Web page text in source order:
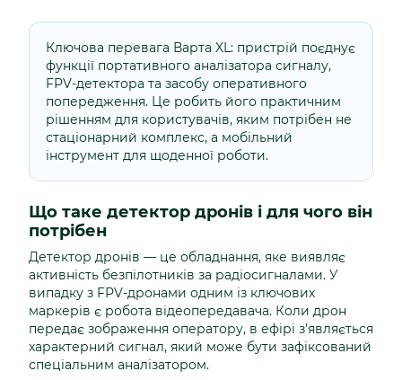
Ключова перевага Варта XL: пристрій поєднує
функції портативного аналізатора сигналу,
FPV-детектора та засобу оперативного
попередження. Це робить його практичним
рішенням для користувачів, яким потрібен не
стаціонарний комплекс, а мобільний
інструмент для щоденної роботи.
Що таке детектор дронів і для чого він
потрібен
Детектор дронів — це обладнання, яке виявляє
активність безпілотників за радіосигналами. У
випадку з FPV-дронами одним із ключових
маркерів є робота відеопередавача. Коли дрон
передає зображення оператору, в ефірі з’являється
характерний сигнал, який може бути зафіксований
спеціальним аналізатором.